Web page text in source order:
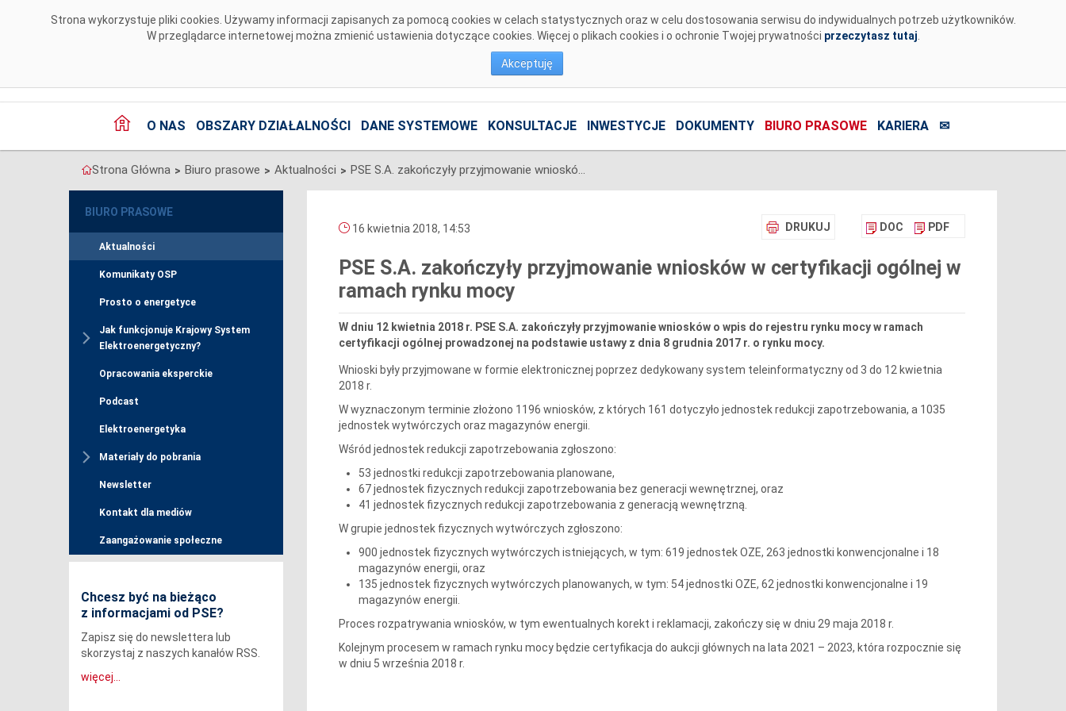
Strona wykorzystuje pliki cookies. Używamy informacji zapisanych za pomocą cookies w celach statystycznych oraz w celu dostosowania serwisu do indywidualnych potrzeb użytkowników.
W przeglądarce internetowej można zmienić ustawienia dotyczące cookies. Więcej o plikach cookies i o ochronie Twojej prywatności przeczytasz tutaj
Akceptuję
O NAS OBSZARY DZIAŁALNOŚCI DANE SYSTEMOWE KONSULTACJE INWESTYCJE DOKUMENTY BIURO PRASOWE KARIERA ✉
Strona Główna > Biuro prasowe > Aktualności > PSE S.A. zakończyły przyjmowanie wniosków w certyfikacji ogólnej w ramach rynku mocy
BIURO PRASOWE
Aktualności
Komunikaty OSP
Prosto o energetyce
Jak funkcjonuje Krajowy System
Elektroenergetyczny?
Opracowania eksperckie
Podcast
Elektroenergetyka
Materiały do pobrania
Newsletter
Kontakt dla mediów
Zaangażowanie społeczne
Chcesz być na bieżąco
z informacjami od PSE?
Zapisz się do newslettera lub
skorzystaj z naszych kanałów RSS.
więcej...
DRUKUJ DOC PDF
16 kwietnia 2018, 14:53
PSE S.A. zakończyły przyjmowanie wniosków w certyfikacji ogólnej w
ramach rynku mocy
W dniu 12 kwietnia 2018 r. PSE S.A. zakończyły przyjmowanie wniosków o wpis do rejestru rynku mocy w ramach
certyfikacji ogólnej prowadzonej na podstawie ustawy z dnia 8 grudnia 2017 r. o rynku mocy.
Wnioski były przyjmowane w formie elektronicznej poprzez dedykowany system teleinformatyczny od 3 do 12 kwietnia
2018 r.
W wyznaczonym terminie złożono 1196 wniosków, z których 161 dotyczyło jednostek redukcji zapotrzebowania, a 1035
jednostek wytwórczych oraz magazynów energii.
Wśród jednostek redukcji zapotrzebowania zgłoszono:
53 jednostki redukcji zapotrzebowania planowane,
67 jednostek fizycznych redukcji zapotrzebowania bez generacji wewnętrznej, oraz
41 jednostek fizycznych redukcji zapotrzebowania z generacją wewnętrzną.
W grupie jednostek fizycznych wytwórczych zgłoszono:
900 jednostek fizycznych wytwórczych istniejących, w tym: 619 jednostek OZE, 263 jednostki konwencjonalne i 18
magazynów energii, oraz
135 jednostek fizycznych wytwórczych planowanych, w tym: 54 jednostki OZE, 62 jednostki konwencjonalne i 19
magazynów energii.
Proces rozpatrywania wniosków, w tym ewentualnych korekt i reklamacji, zakończy się w dniu 29 maja 2018 r.
Kolejnym procesem w ramach rynku mocy będzie certyfikacja do aukcji głównych na lata 2021 – 2023, która rozpocznie się
w dniu 5 września 2018 r.